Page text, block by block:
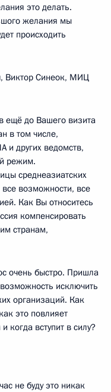
это делать.
желания мы
происходить
Виктор Синеок, МИЦ
ещё до Вашего визита
в том числе,
других ведомств,
режим.
среднеазиатских
возможности, все
Как Вы относитесь
компенсировать
странам,
очень быстро. Пришла
исключить
организаций. Как
это повлияет
когда вступит в силу?
не буду это никак